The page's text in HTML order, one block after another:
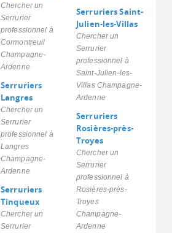
Chercher un
Serrurier
professionnel à
Cormontreuil
Champagne-
Ardenne
Serruriers
Langres
Chercher un
Serrurier
professionnel à
Langres
Champagne-
Ardenne
Serruriers
Tinqueux
Chercher un
Serrurier
Serruriers Saint-
Julien-les-Villas
Chercher un
Serrurier
professionnel à
Saint-Julien-les-
Villas Champagne-
Ardenne
Serruriers
Rosières-près-
Troyes
Chercher un
Serrurier
professionnel à
Rosières-près-
Troyes
Champagne-
Ardenne